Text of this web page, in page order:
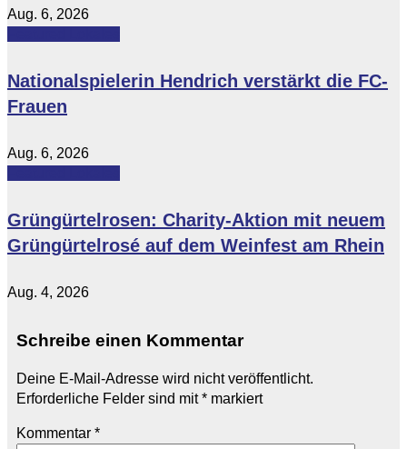
Aug. 6, 2026
Nationalspielerin Hendrich verstärkt die FC-
Frauen
Aug. 6, 2026
Grüngürtelrosen: Charity-Aktion mit neuem
Grüngürtelrosé auf dem Weinfest am Rhein
Aug. 4, 2026
Schreibe einen Kommentar
Deine E-Mail-Adresse wird nicht veröffentlicht.
Erforderliche Felder sind mit* markiert
Kommentar *